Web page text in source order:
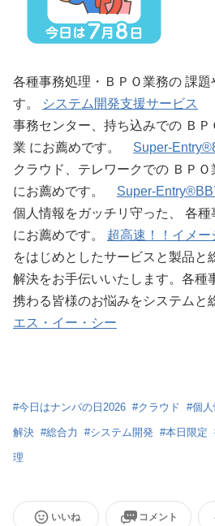
各種事務処理・ＢＰＯ業務の 課題
す。
システム開発支援サービス
事務センター、持ち込みでの Ｂ
業 にお薦めです。 Super-
クラウド、テレワークでの ＢＰ
にお薦めです。 Super-
個人情報をガッチリ守った、 各
にお薦めです。 超高速！！イメー
をはじめとしたサービスと製品と
解決をお手伝いいたします。各種
携わる皆様のお悩みをシステムと
エス・イー・シー
#今日はナンパの日2026 #クラウド #個
解決 #総合力 #システム開発 #本日限定
理
いいね コメント